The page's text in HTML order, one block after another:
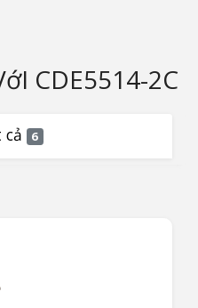
CDE5514-2C
cả 6